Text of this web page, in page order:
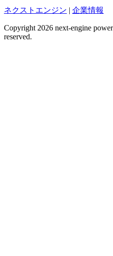
ネクストエンジン | 企業情報
Copyright 2026 next-engine
reserved.